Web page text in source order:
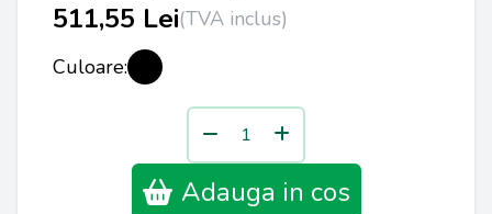
511,55 Lei(TVA inclus)
Culoare:
Adauga in cos